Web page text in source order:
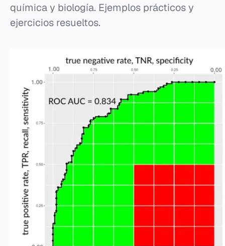
química y biología. Ejemplos prácticos y
ejercicios resueltos.